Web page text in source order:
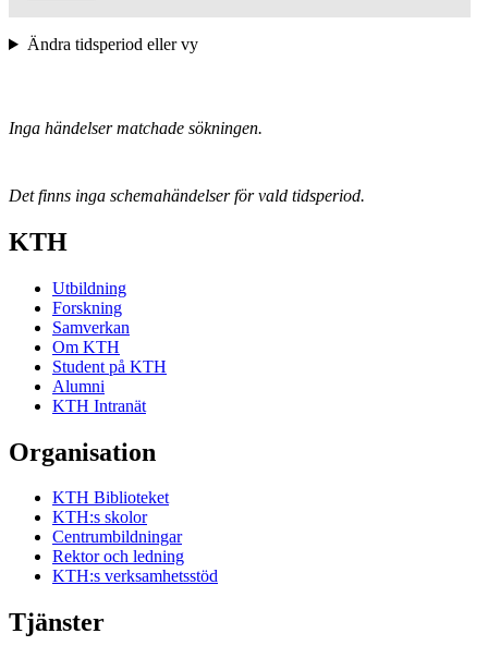
Ändra tidsperiod eller vy
Inga händelser matchade sökningen.
Det finns inga schemahändelser för vald tidsperiod.
KTH
Utbildning
Forskning
Samverkan
Om KTH
Student på KTH
Alumni
KTH Intranät
Organisation
KTH Biblioteket
KTH:s skolor
Centrumbildningar
Rektor och ledning
KTH:s verksamhetsstöd
Tjänster